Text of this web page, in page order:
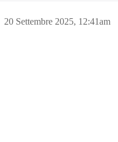
20 Settembre 2025, 12:41am